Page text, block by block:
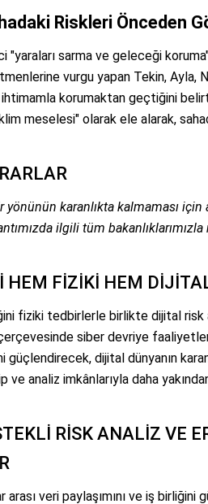
Riskleri Önceden
"yaraları sarma ve geleceği
vurgu yapan Tekin,
ihtimamla korumaktan geçtiğini
meselesi" olarak ele alarak,
yönünün karanlıkta kalmaması
ilgili tüm
HEM FİZİKİ HEM
fiziki tedbirlerle birlikte dijital risk
siber devriye
dijital dünyanın
analiz imkânlarıyla daha
RİSK ANALİZ VE
arası veri paylaşımını ve iş